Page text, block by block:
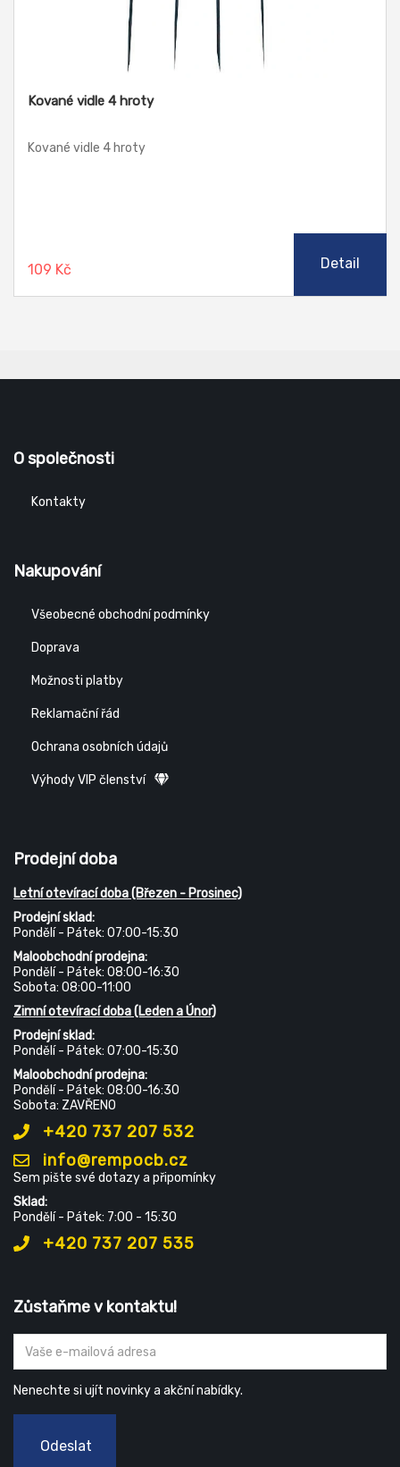
Kované vidle 4 hroty
Kované vidle 4 hroty
109 Kč Detail
O společnosti
Kontakty
Nakupování
Všeobecné obchodní podmínky
Doprava
Možnosti platby
Reklamační řád
Ochrana osobních údajů
Výhody VIP členství
Prodejní doba
Letní otevírací doba (Březen - Prosinec)
Prodejní sklad:
Pondělí - Pátek: 07:00-15:30
Maloobchodní prodejna:
Pondělí - Pátek: 08:00-16:30
Sobota: 08:00-11:00
Zimní otevírací doba (Leden a Únor)
Prodejní sklad:
Pondělí - Pátek: 07:00-15:30
Maloobchodní prodejna:
Pondělí - Pátek: 08:00-16:30
Sobota: ZAVŘENO
+420 737 207 532
info@rempocb.cz
Sem pište své dotazy a připomínky
Sklad:
Pondělí - Pátek: 7:00 - 15:30
+420 737 207 535
Zůstaňme v kontaktu!
Nenechte si ujít novinky a akční nabídky.
Odeslat